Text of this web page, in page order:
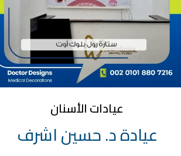
عيادات الأسنان
عيادة د. حسين اشرف